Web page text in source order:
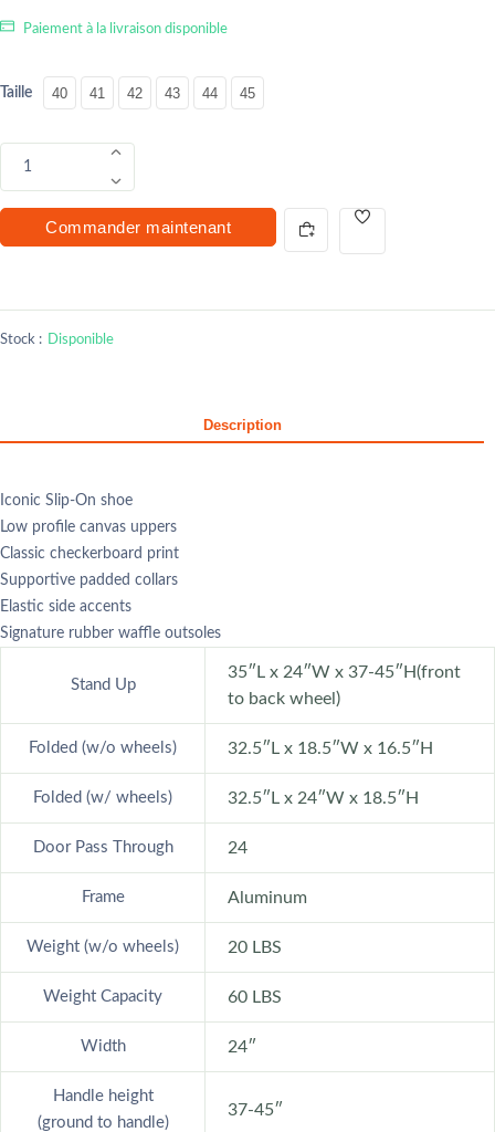
Paiement à la livraison disponible
Taille 40 41 42 43 44 45
1
Commander maintenant
Stock : Disponible
Description
Iconic Slip-On shoe
Low profile canvas uppers
Classic checkerboard print
Supportive padded collars
Elastic side accents
Signature rubber waffle outsoles
Stand Up
35″L x 24″W x 37-45″H(front
to back wheel)
Folded (w/o wheels) 32.5″L x 18.5″W x 16.5″H
Folded (w/ wheels) 32.5″L x 24″W x 18.5″H
Door Pass Through 24
Frame Aluminum
Weight (w/o wheels) 20 LBS
Weight Capacity 60 LBS
Width 24″
Handle height
(ground to handle)
37-45″